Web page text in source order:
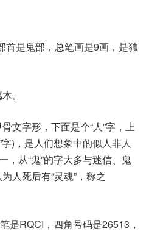
首是鬼部，总笔画是9画，是独
。
文字形，下面是个“人”字，上
)，是人们想象中的似人非人
，从“鬼”的字大多与迷信、鬼
人死后有“灵魂”，称之
是RQCI，四角号码是26513，